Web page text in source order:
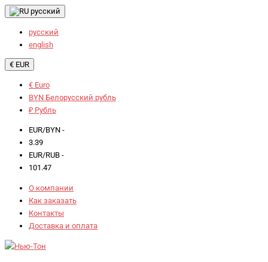
русский
русский
english
€ EUR
€ Euro
BYN Белорусский рубль
₽ Рубль
EUR/BYN -
3.39
EUR/RUB -
101.47
О компании
Как заказать
Контакты
Доставка и оплата